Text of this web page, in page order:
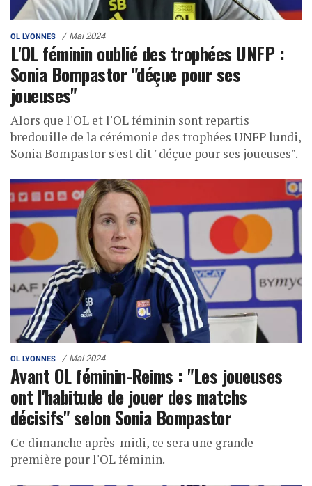
OL LYONNES Mai 2024
L'OL féminin oublié des trophées UNFP :
Sonia Bompastor "déçue pour ses
joueuses"
Alors que l'OL et l'OL féminin sont repartis
bredouille de la cérémonie des trophées UNFP lundi,
Sonia Bompastor s'est dit "déçue pour ses joueuses".
OL LYONNES Mai 2024
Avant OL féminin-Reims : "Les joueuses
ont l'habitude de jouer des matchs
décisifs" selon Sonia Bompastor
Ce dimanche après-midi, ce sera une grande
première pour l'OL féminin.